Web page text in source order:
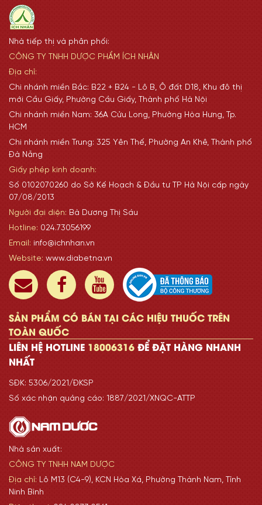
Nhà tiếp thị và phân phối:
CÔNG TY TNHH DƯỢC PHẨM ÍCH NHÂN
Địa chỉ:
Chi nhánh miền Bắc: B22 + B24 - Lô B, Ô đất D18, Khu đô thị
mới Cầu Giấy, Phường Cầu Giấy, Thành phố Hà Nội
Chi nhánh miền Nam: 36A Cửu Long, Phường Hòa Hưng, Tp.
HCM
Chi nhánh miền Trung: 325 Yên Thế, Phường An Khê, Thành phố
Đà Nẵng
Giấy phép kinh doanh:
Số 0102070260 do Sở Kế Hoạch & Đầu tư TP Hà Nội cấp ngày
07/08/2013
Người đại diện: Bà Dương Thị Sáu
Hotline: 024.73056199
Email: info@ichnhan.vn
Website: www.diabetna.vn
SẢN PHẨM CÓ BÁN TẠI CÁC HIỆU THUỐC TRÊN
TOÀN QUỐC
LIÊN HỆ HOTLINE 18006316 ĐỂ ĐẶT HÀNG NHANH
NHẤT
SĐK: 5306/2021/ĐKSP
Số xác nhận quảng cáo: 1887/2021/XNQC-ATTP
Nhà sản xuất:
CÔNG TY TNHH NAM DƯỢC
Địa chỉ: Lô M13 (C4-9), KCN Hòa Xá, Phường Thành Nam, Tỉnh
Ninh Bình